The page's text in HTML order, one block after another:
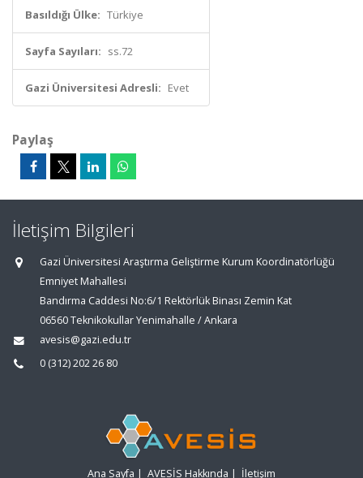
Basıldığı Ülke: Türkiye
Sayfa Sayıları: ss.72
Gazi Üniversitesi Adresli: Evet
Paylaş
İletişim Bilgileri
Gazi Üniversitesi Araştırma Geliştirme Kurum Koordinatörlüğü
Emniyet Mahallesi
Bandırma Caddesi No:6/1 Rektörlük Binası Zemin Kat
06560 Teknikokullar Yenimahalle / Ankara
avesis@gazi.edu.tr
0 (312) 202 26 80
Ana Sayfa | AVESİS Hakkında | İletişim